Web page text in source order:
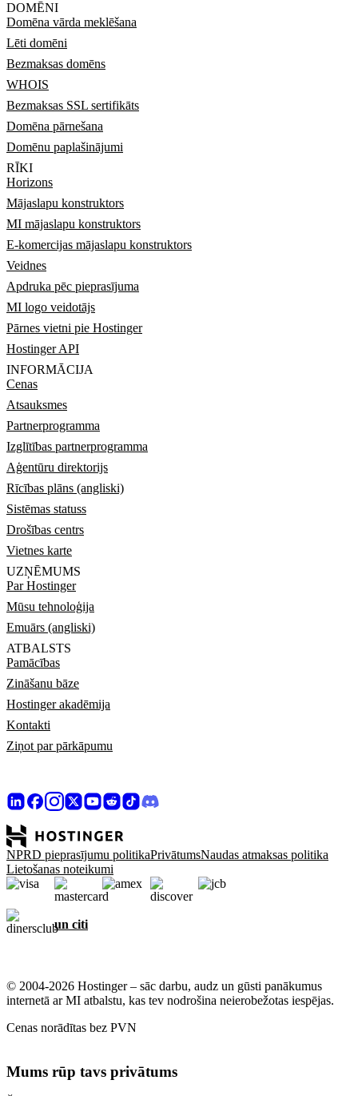
DOMĒNI
Domēna vārda meklēšana
Lēti domēni
Bezmaksas domēns
WHOIS
Bezmaksas SSL sertifikāts
Domēna pārnešana
Domēnu paplašinājumi
RĪKI
Horizons
Mājaslapu konstruktors
MI mājaslapu konstruktors
E-komercijas mājaslapu konstruktors
Veidnes
Apdruka pēc pieprasījuma
MI logo veidotājs
Pārnes vietni pie Hostinger
Hostinger API
INFORMĀCIJA
Cenas
Atsauksmes
Partnerprogramma
Izglītības partnerprogramma
Aģentūru direktorijs
Rīcības plāns (angliski)
Sistēmas statuss
Drošības centrs
Vietnes karte
UZŅĒMUMS
Par Hostinger
Mūsu tehnoloģija
Emuārs (angliski)
ATBALSTS
Pamācības
Zināšanu bāze
Hostinger akadēmija
Kontakti
Ziņot par pārkāpumu
NPRD pieprasījumu politikaPrivātumsNaudas atmaksas politika
Lietošanas noteikumi
un citi
© 2004-2026 Hostinger – sāc darbu, audz un gūsti panākumus
internetā ar MI atbalstu, kas tev nodrošina neierobežotas iespējas.
Cenas norādītas bez PVN
Mums rūp tavs privātums